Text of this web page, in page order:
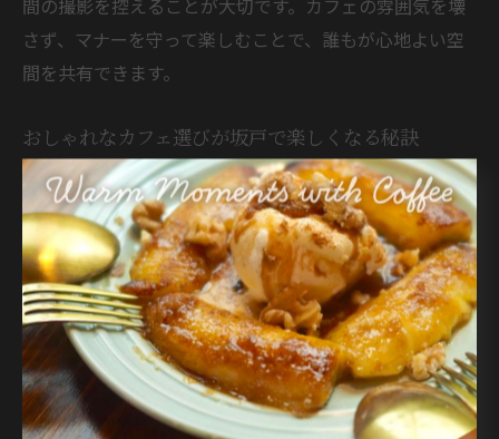
さず、マナーを守って楽しむことで、誰もが心地よい空
間を共有できます。
おしゃれなカフェ選びが坂戸で楽しくなる秘訣
坂戸でカフェ選びを楽しむためには、自分の過ごしたい
時間や目的に合った店舗を見つけることがポイントで
す。例えば「坂戸 駅 カフェ チェーン」や「坂戸 喫茶店
喫煙」など、アクセスやサービス内容から検索を始める
と、選択肢が広がります。駅前のカフェは利便性が高
く、古民家カフェや個室カフェは静かに過ごしたい方に
おすすめです。
カフェ選びの際には、口コミやSNSの投稿も参考にする